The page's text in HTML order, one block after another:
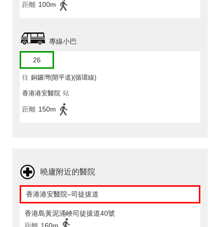
距離 100m
專線小巴
26
往 銅鑼灣(開平道)(循環線)
香港港安醫院 站
距離 150m
曉廬附近的醫院
香港港安醫院–司徒拔道
香港島黃泥涌峽司徒拔道40號